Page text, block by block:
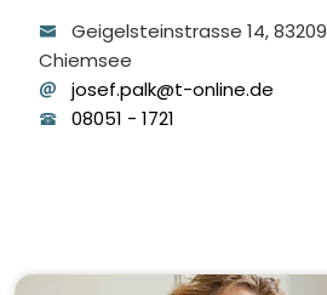
Geigelsteinstrasse 14, 83209
Chiemsee
josef.palk@t-online.de
08051 - 1721